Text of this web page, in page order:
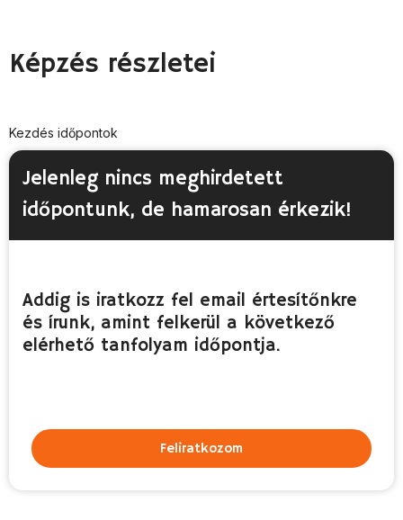
Képzés részletei
Kezdés időpontok
Jelenleg nincs meghirdetett
időpontunk, de hamarosan érkezik! ​
Addig is iratkozz fel email értesítőnkre
és írunk, amint felkerül a következő
elérhető tanfolyam időpontja.​
Feliratkozom